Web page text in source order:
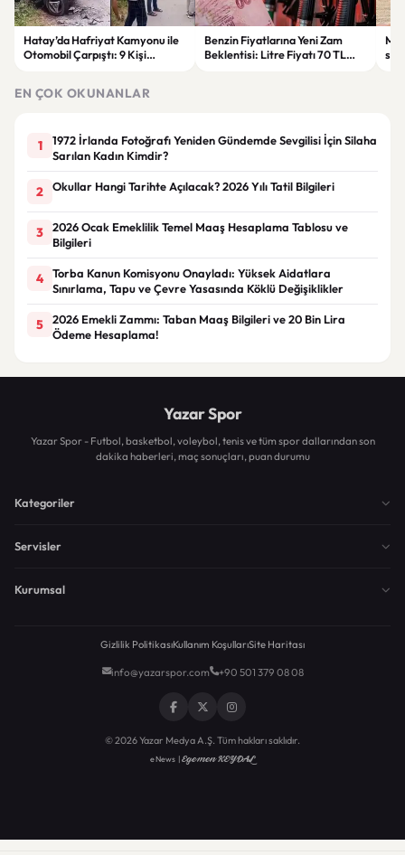
Hatay’da Hafriyat Kamyonu ile
Otomobil Çarpıştı: 9 Kişi
Benzin Fiyatlarına Yeni Zam
Beklentisi: Litre Fiyatı 70 TL
EN ÇOK OKUNANLAR
1
1972 İrlanda Fotoğrafı Yeniden Gündemde Sevgilisi İçin Silaha
Sarılan Kadın Kimdir?
2 Okullar Hangi Tarihte Açılacak? 2026 Yılı Tatil Bilgileri
3
2026 Ocak Emeklilik Temel Maaş Hesaplama Tablosu ve
Bilgileri
4
Torba Kanun Komisyonu Onayladı: Yüksek Aidatlara
Sınırlama, Tapu ve Çevre Yasasında Köklü Değişiklikler
5
2026 Emekli Zammı: Taban Maaş Bilgileri ve 20 Bin Lira
Ödeme Hesaplama!
Yazar Spor
Yazar Spor - Futbol, basketbol, voleybol, tenis ve tüm spor dallarından son
dakika haberleri, maç sonuçları, puan durumu
Kategoriler
Servisler
Kurumsal
Gizlilik PolitikasıKullanım KoşullarıSite Haritası
info@yazarspor.com +90 501 379 08 08
© 2026 Yazar Medya A.Ş. Tüm hakları saklıdır.
eNews |Egemen KEYDAL